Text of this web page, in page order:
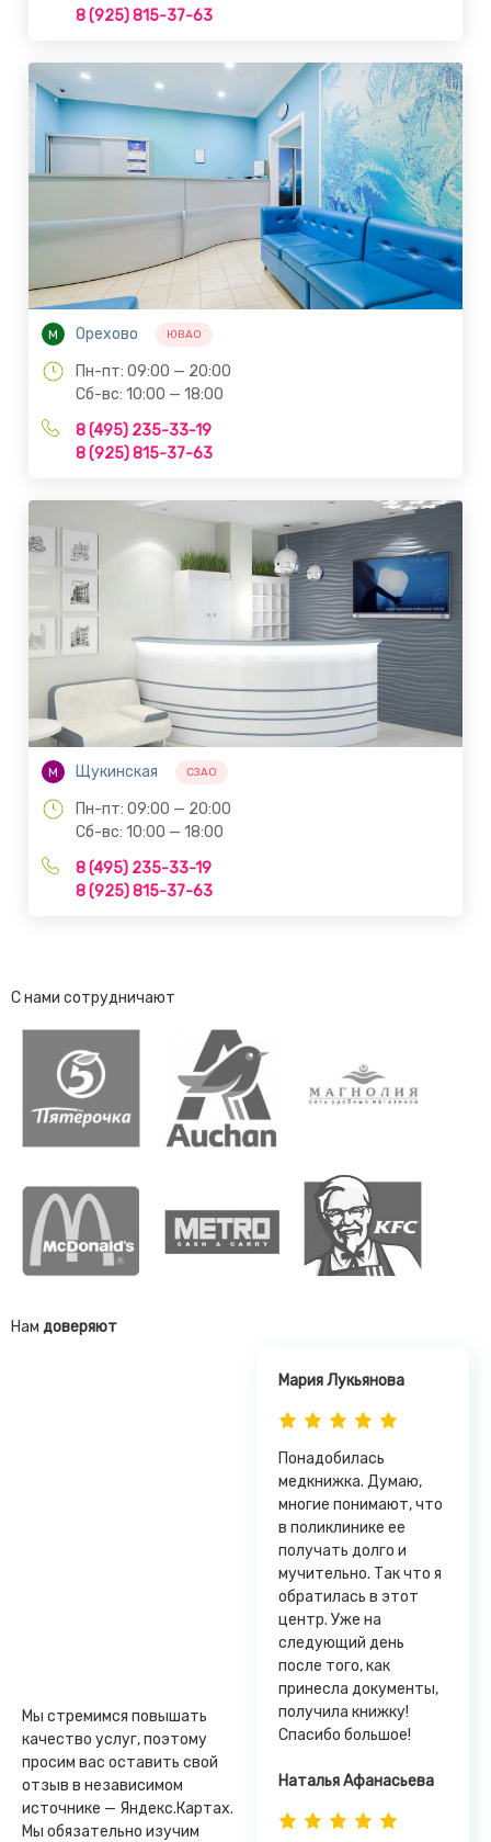
8 (925) 815-37-63
М Орехово ЮВАО
Пн-пт: 09:00 — 20:00
Сб-вс: 10:00 — 18:00
8 (495) 235-33-19
8 (925) 815-37-63
М Щукинская СЗАО
Пн-пт: 09:00 — 20:00
Сб-вс: 10:00 — 18:00
8 (495) 235-33-19
8 (925) 815-37-63
С нами сотрудничают
Нам доверяют
Мы стремимся повышать
качество услуг, поэтому
просим вас оставить свой
отзыв в независимом
источнике — Яндекс.Картах.
Мы обязательно изучим
Мария Лукьянова
Понадобилась
медкнижка. Думаю,
многие понимают, что
в поликлинике ее
получать долго и
мучительно. Так что я
обратилась в этот
центр. Уже на
следующий день
после того, как
принесла документы,
получила книжку!
Спасибо большое!
Наталья Афанасьева